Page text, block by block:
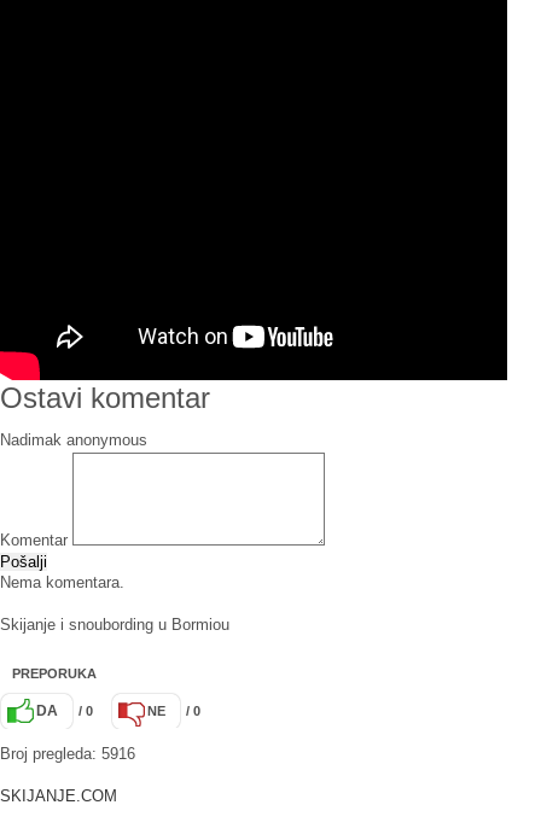
Ostavi komentar
Nadimak
Komentar
Pošalji
Nema komentara.
Skijanje i snoubording u Bormiou
PREPORUKA
DA / 0 NE / 0
Broj pregleda: 5916
SKIJANJE.COM